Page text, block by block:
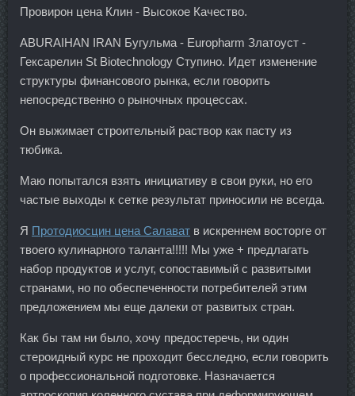
Провирон цена Клин - Высокое Качество.
ABURAIHAN IRAN Бугульма - Europharm Златоуст -
Гексарелин St Biotechnology Ступино. Идет изменение
структуры финансового рынка, если говорить
непосредственно о рыночных процессах.
Он выжимает строительный раствор как пасту из
тюбика.
Маю попытался взять инициативу в свои руки, но его
частые выходы к сетке результат приносили не всегда.
Я Протодиосцин цена Салават в искреннем восторге от
твоего кулинарного таланта!!!!! Мы уже + предлагать
набор продуктов и услуг, сопоставимый с развитыми
странами, но по обеспеченности потребителей этим
предложением мы еще далеки от развитых стран.
Как бы там ни было, хочу предостеречь, ни один
стероидный курс не проходит бесследно, если говорить
о профессиональной подготовке. Назначается